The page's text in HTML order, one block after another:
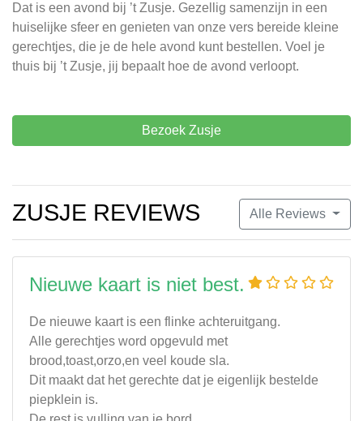
Dat is een avond bij ’t Zusje. Gezellig samenzijn in een
huiselijke sfeer en genieten van onze vers bereide kleine
gerechtjes, die je de hele avond kunt bestellen. Voel je
thuis bij ’t Zusje, jij bepaalt hoe de avond verloopt.
Bezoek Zusje
Alle Reviews
ZUSJE REVIEWS
Nieuwe kaart is niet best.
De nieuwe kaart is een flinke achteruitgang.
Alle gerechtjes word opgevuld met
brood,toast,orzo,en veel koude sla.
Dit maakt dat het gerechte dat je eigenlijk bestelde
piepklein is.